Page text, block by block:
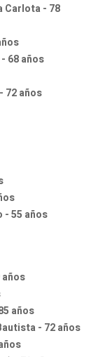
Carlota - 78
68 años
72 años
- 55 años
años
años
- 72 años